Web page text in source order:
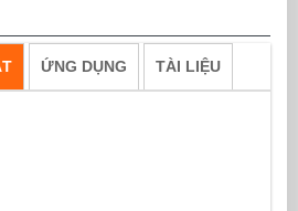
ỨNG DỤNG TÀI LIỆU